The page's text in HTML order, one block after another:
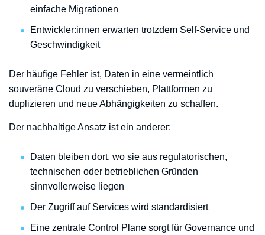
einfache Migrationen
Entwickler:innen erwarten trotzdem Self-Service und
Geschwindigkeit
Der häufige Fehler ist, Daten in eine vermeintlich
souveräne Cloud zu verschieben, Plattformen zu
duplizieren und neue Abhängigkeiten zu schaffen.
Der nachhaltige Ansatz ist ein anderer:
Daten bleiben dort, wo sie aus regulatorischen,
technischen oder betrieblichen Gründen
sinnvollerweise liegen
Der Zugriff auf Services wird standardisiert
Eine zentrale Control Plane sorgt für Governance und